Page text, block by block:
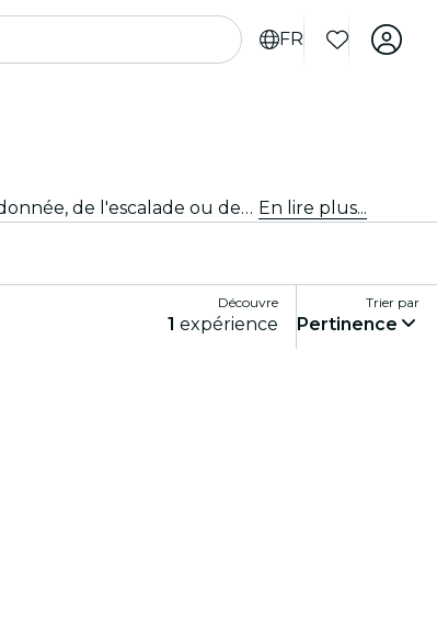
FR
Fais monter ton adrénaline avec des activités sportives et d'aventure palpitantes à Séville. Que tu sois adepte de la randonnée, de l'escalade ou des sports extrêmes, nous avons ce qu'il te faut. En lire plus...
Découvre
1 expérience
Trier par
Pertinence